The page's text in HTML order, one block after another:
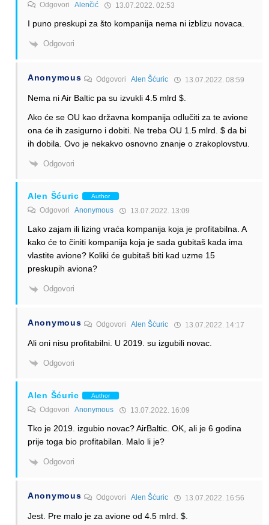
Odgovori Alenčić 13.07.2022. 02:53
I puno preskupi za što kompanija nema ni izblizu novaca.
Odgovori
Anonymous OdgovoriAlen Šćuric 13.07.2022. 08:59
Nema ni Air Baltic pa su izvukli 4.5 mlrd $.
Ako će se OU kao državna kompanija odlučiti za te avione
ona će ih zasigurno i dobiti. Ne treba OU 1.5 mlrd. $ da bi
ih dobila. Ovo je nekakvo osnovno znanje o zrakoplovstvu.
Odgovori
Alen Šćuric Author
Odgovori Anonymous 13.07.2022. 13:09
Lako zajam ili lizing vraća kompanija koja je profitabilna. A
kako će to činiti kompanija koja je sada gubitaš kada ima
vlastite avione? Koliki će gubitaš biti kad uzme 15
preskupih aviona?
Odgovori
Anonymous OdgovoriAlen Šćuric 13.07.2022. 14:17
Ali oni nisu profitabilni. U 2019. su izgubili novac.
Odgovori
Alen Šćuric Author
Odgovori Anonymous 13.07.2022. 16:09
Tko je 2019. izgubio novac? AirBaltic. OK, ali je 6 godina
prije toga bio profitabilan. Malo li je?
Odgovori
Anonymous OdgovoriAlen Šćuric 13.07.2022. 16:56
Jest. Pre malo je za avione od 4.5 mlrd. $.